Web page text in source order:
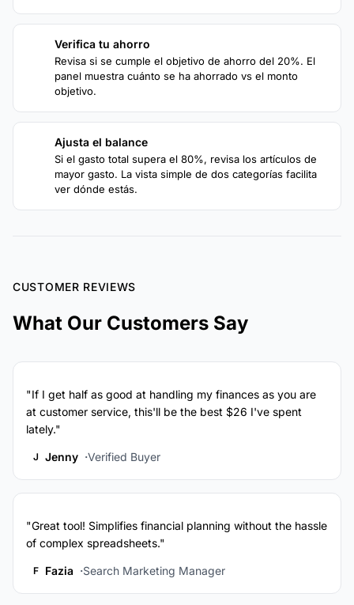
Verifica tu ahorro
Revisa si se cumple el objetivo de ahorro del 20%. El
panel muestra cuánto se ha ahorrado vs el monto
objetivo.
Ajusta el balance
Si el gasto total supera el 80%, revisa los artículos de
mayor gasto. La vista simple de dos categorías facilita
ver dónde estás.
CUSTOMER REVIEWS
What Our Customers Say
"If I get half as good at handling my finances as you are
at customer service, this'll be the best $26 I've spent
lately."
J Jenny Verified Buyer
"Great tool! Simplifies financial planning without the hassle
of complex spreadsheets."
F Fazia Search Marketing Manager